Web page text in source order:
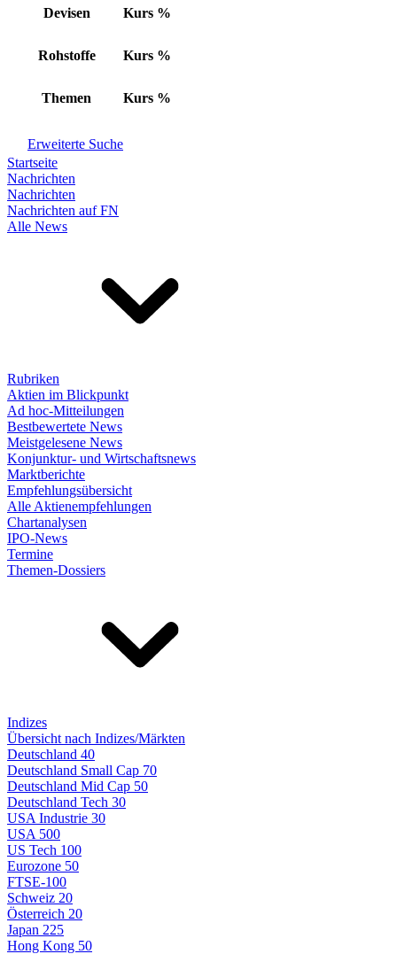
Devisen Kurs %
Rohstoffe Kurs %
Themen Kurs %
Erweiterte Suche
Startseite
Nachrichten
Nachrichten
Nachrichten auf FN
Alle News
Rubriken
Aktien im Blickpunkt
Ad hoc-Mitteilungen
Bestbewertete News
Meistgelesene News
Konjunktur- und Wirtschaftsnews
Marktberichte
Empfehlungsübersicht
Alle Aktienempfehlungen
Chartanalysen
IPO-News
Termine
Themen-Dossiers
Indizes
Übersicht nach Indizes/Märkten
Deutschland 40
Deutschland Small Cap 70
Deutschland Mid Cap 50
Deutschland Tech 30
USA Industrie 30
USA 500
US Tech 100
Eurozone 50
FTSE-100
Schweiz 20
Österreich 20
Japan 225
Hong Kong 50